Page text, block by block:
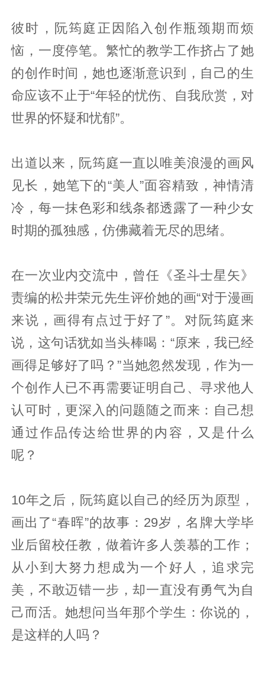
彼时，阮筠庭正因陷入创作瓶颈期而烦
恼，一度停笔。繁忙的教学工作挤占了她
的创作时间，她也逐渐意识到，自己的生
命应该不止于“年轻的忧伤、自我欣赏，对
世界的怀疑和忧郁”。
出道以来，阮筠庭一直以唯美浪漫的画风
见长，她笔下的“美人”面容精致，神情清
冷，每一抹色彩和线条都透露了一种少女
时期的孤独感，仿佛藏着无尽的思绪。
在一次业内交流中，曾任《圣斗士星矢》
责编的松井荣元先生评价她的画“对于漫画
来说，画得有点过于好了”。对阮筠庭来
说，这句话犹如当头棒喝：“原来，我已经
画得足够好了吗？”当她忽然发现，作为一
个创作人已不再需要证明自己、寻求他人
认可时，更深入的问题随之而来：自己想
通过作品传达给世界的内容，又是什么
呢？
10年之后，阮筠庭以自己的经历为原型，
画出了“春晖”的故事：29岁，名牌大学毕
业后留校任教，做着许多人羡慕的工作；
从小到大努力想成为一个好人，追求完
美，不敢迈错一步，却一直没有勇气为自
己而活。她想问当年那个学生：你说的，
是这样的人吗？